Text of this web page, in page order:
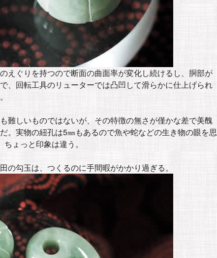
えぐりを持つので断面の曲面率が変化し続けるし、胴部が
、回転工具のリューターでは凸凹して滑らかに仕上げられ
難しいものではないが、その特徴の無さが僅かな差で美醜
。実物の紐孔は5㎜もあるので魚や蛇などの生き物の眼を思
ょっと印象は違う。
勾玉は、つくるのに手間暇がかかり過ぎる。